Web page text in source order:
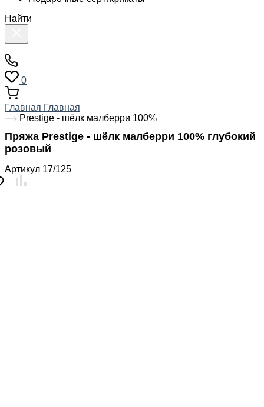
Найти
0
Главная Главная
Prestige - шёлк малберри 100%
Пряжа Prestige - шёлк малберри 100% глубокий
розовый
Артикул 17/125